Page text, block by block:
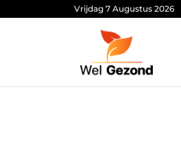
Vrijdag 7 Augustus 2026